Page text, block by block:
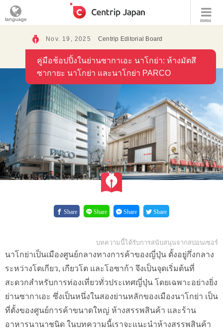
menu
language
Nov. 19, 2025 Centrip Editorial Board
คู่มือช้อปปิ้งในย่านซากาเอะ นาโกย่า: ห้างมัตสึ
ซากายะ นาโกย่า และนาโกย่า PARCO
Share Share Share Share
บทความนี้ได้รับการสนับสนุนจากสปอนเซอร์
นาโกย่าเป็นเมืองศูนย์กลางทางการค้าของญี่ปุ่น ตั้งอยู่กึ่งกลาง
ระหว่างโตเกียว, เกียวโต และโอซาก้า จึงเป็นจุดเริ่มต้นที่
สะดวกสำหรับการท่องเที่ยวทั่วประเทศญี่ปุ่น โดยเฉพาะอย่างยิ่ง
ย่านซากาเอะ ซึ่งเป็นหนึ่งในสองย่านหลักของเมืองนาโกย่า เป็น
ที่ตั้งของศูนย์การค้าขนาดใหญ่ ห้างสรรพสินค้า และร้าน
อาหารนานาชนิด ในบทความนี้เราจะแนะนำห้างสรรพสินค้า